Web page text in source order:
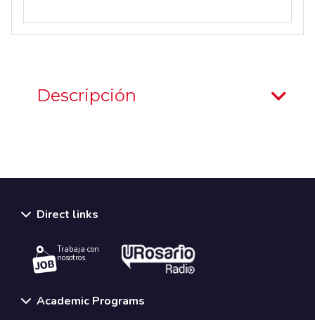
Descripción
Direct links
Trabaja con
nosotros.
Academic Programs